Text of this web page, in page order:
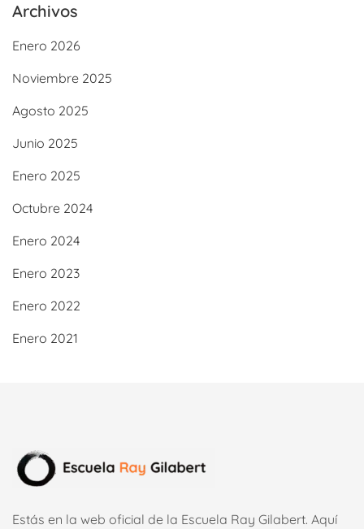
Archivos
Enero 2026
Noviembre 2025
Agosto 2025
Junio 2025
Enero 2025
Octubre 2024
Enero 2024
Enero 2023
Enero 2022
Enero 2021
Estás en la web oficial de la Escuela Ray Gilabert. Aquí